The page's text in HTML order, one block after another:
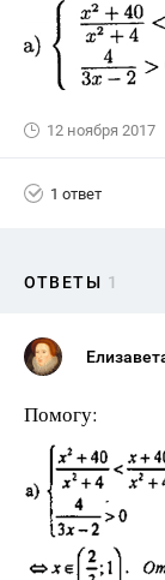
12 ноября 2017
1 ответ
ОТВЕТЫ 1
Помогу: